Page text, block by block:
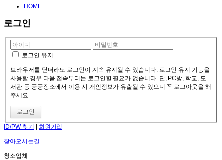
HOME
로그인
로그인 유지
브라우저를 닫더라도 로그인이 계속 유지될 수 있습니다. 로그인 유지 기능을
사용할 경우 다음 접속부터는 로그인할 필요가 없습니다. 단, PC방, 학교, 도
서관 등 공공장소에서 이용 시 개인정보가 유출될 수 있으니 꼭 로그아웃을 해
주세요.
ID/PW 찾기 회원가입
찾아오시는길
청소업체